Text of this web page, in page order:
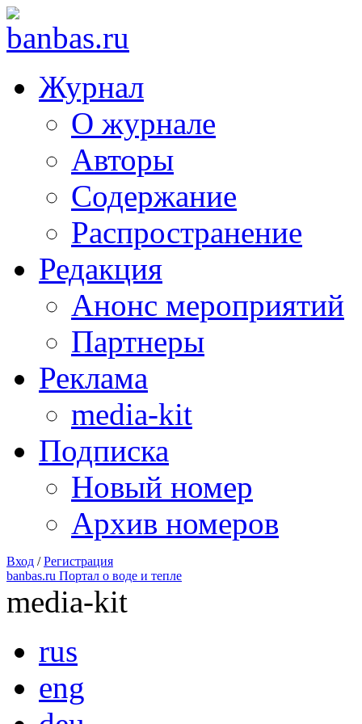
Журнал
О журнале
Авторы
Содержание
Распространение
Редакция
Анонс мероприятий
Партнеры
Реклама
media-kit
Подписка
Новый номер
Архив номеров
Вход /Регистрация
banbas.ru Портал о воде и тепле
media-kit
rus
eng